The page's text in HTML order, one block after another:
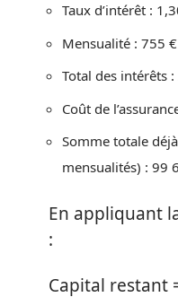
Taux d’intérêt :
Mensualité : 755 €
Total des intérêts
Coût de
Somme totale
mensualités) : 99
En appliquant
:
Capital restant